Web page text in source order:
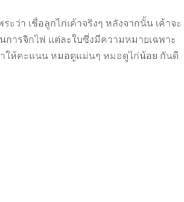
ะว่า เชื่อลูกไก่เค้าจริงๆ หลังจากนั้น เค้าจะ
การจิกไพ่ แต่ละใบซึ่งมีความหมายเฉพาะ
ให้คะแนน หมอดูแม่นๆ หมอดูไก่น้อย กันดี